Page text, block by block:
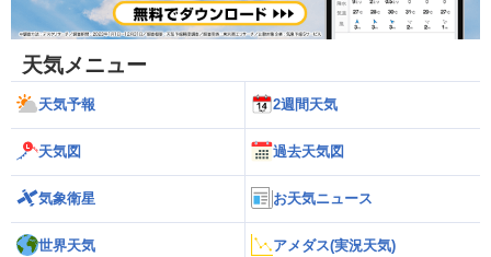
天気メニュー
天気予報 2週間天気
天気図 過去天気図
気象衛星 お天気ニュース
世界天気 アメダス(実況天気)